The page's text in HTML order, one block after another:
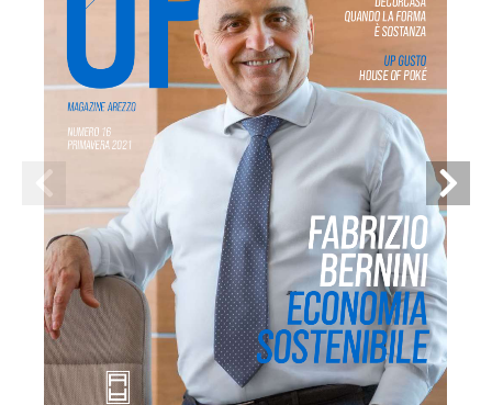
MAGAZINE AREZZO
NUMERO 16
PRIMAVERA 2021
FABRIZIO
BERNINI
ECONOMIA
SOSTENIBILE
QUANDO LA FORMA
È SOSTANZA
UP GUSTO
HOUSE OF POKÉ